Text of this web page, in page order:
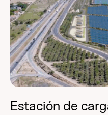
Estación de